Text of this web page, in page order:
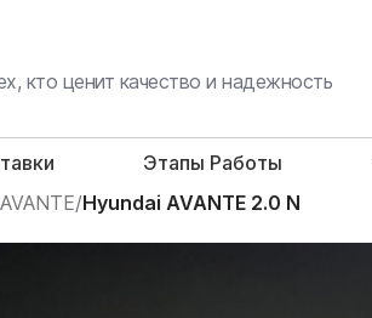
кто ценит качество и надежность
Этапы Работы
AVANTE/Hyundai AVANTE 2.0 N